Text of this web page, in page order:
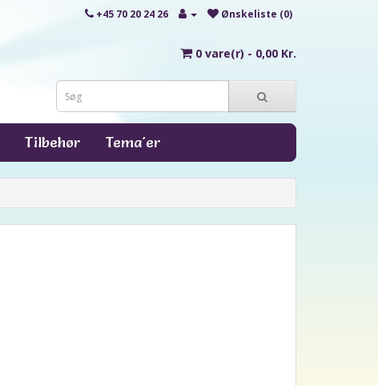
+45 70 20 24 26 Ønskeliste (0)
0 vare(r) - 0,00 Kr.
Tilbehør Tema'er